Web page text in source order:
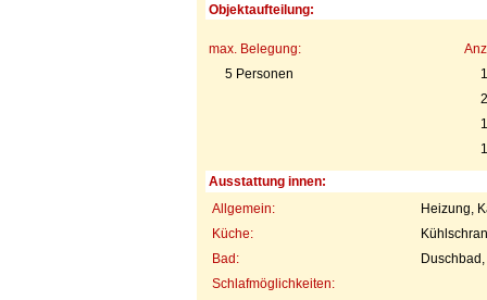
Objektaufteilung:
max. Belegung:
5 Personen
Ausstattung innen:
Allgemein:
Heizung,
Küche:
Bad:
Schlafmöglichkeiten: